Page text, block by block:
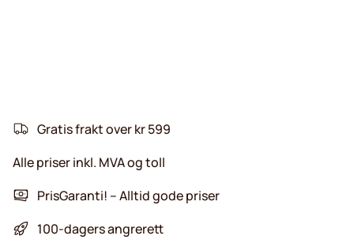
Gratis frakt over kr 599
Alle priser inkl. MVA og toll
PrisGaranti! – Alltid gode priser
100-dagers angrerett